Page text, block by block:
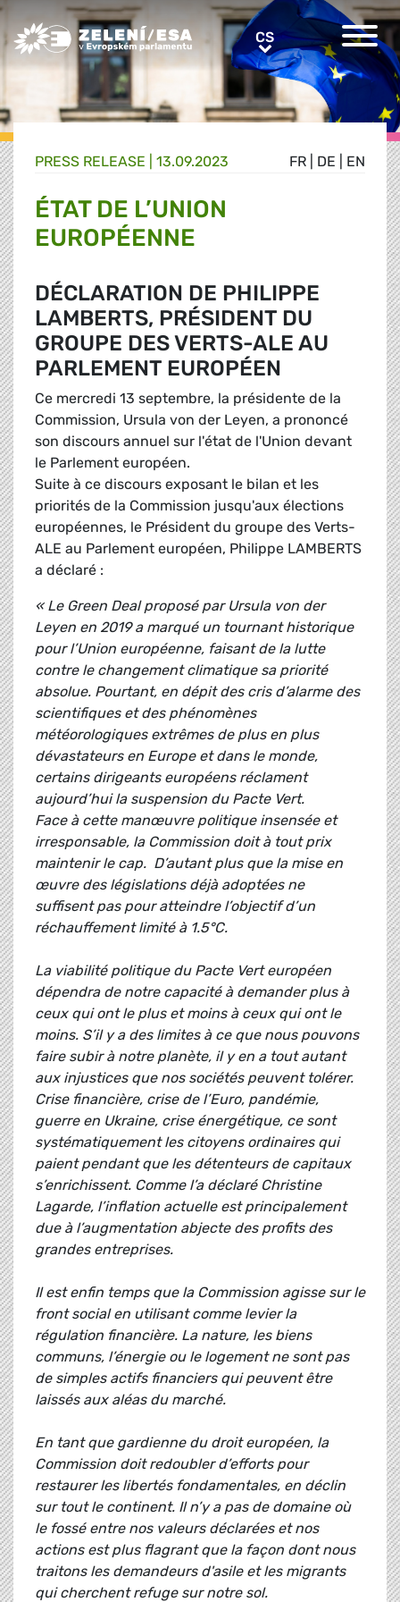
Greens/EFA Home CSCS
FR DE EN
PRESS RELEASE | 13.09.2023
ÉTAT DE L’UNION
EUROPÉENNE
DÉCLARATION DE PHILIPPE
LAMBERTS, PRÉSIDENT DU
GROUPE DES VERTS-ALE AU
PARLEMENT EUROPÉEN
Ce mercredi 13 septembre, la présidente de la
Commission, Ursula von der Leyen, a prononcé
son discours annuel sur l'état de l'Union devant
le Parlement européen.
Suite à ce discours exposant le bilan et les
priorités de la Commission jusqu'aux élections
européennes, le Président du groupe des Verts-
ALE au Parlement européen, Philippe LAMBERTS
a déclaré :
« Le Green Deal proposé par Ursula von der
Leyen en 2019 a marqué un tournant historique
pour l’Union européenne, faisant de la lutte
contre le changement climatique sa priorité
absolue. Pourtant, en dépit des cris d’alarme des
scientifiques et des phénomènes
météorologiques extrêmes de plus en plus
dévastateurs en Europe et dans le monde,
certains dirigeants européens réclament
aujourd’hui la suspension du Pacte Vert.
Face à cette manœuvre politique insensée et
irresponsable, la Commission doit à tout prix
maintenir le cap. D’autant plus que la mise en
œuvre des législations déjà adoptées ne
suffisent pas pour atteindre l’objectif d’un
réchauffement limité à 1.5°C.
La viabilité politique du Pacte Vert européen
dépendra de notre capacité à demander plus à
ceux qui ont le plus et moins à ceux qui ont le
moins. S’il y a des limites à ce que nous pouvons
faire subir à notre planète, il y en a tout autant
aux injustices que nos sociétés peuvent tolérer.
Crise financière, crise de l’Euro, pandémie,
guerre en Ukraine, crise énergétique, ce sont
systématiquement les citoyens ordinaires qui
paient pendant que les détenteurs de capitaux
s’enrichissent. Comme l’a déclaré Christine
Lagarde, l’inflation actuelle est principalement
due à l’augmentation abjecte des profits des
grandes entreprises.
Il est enfin temps que la Commission agisse sur le
front social en utilisant comme levier la
régulation financière. La nature, les biens
communs, l’énergie ou le logement ne sont pas
de simples actifs financiers qui peuvent être
laissés aux aléas du marché.
En tant que gardienne du droit européen, la
Commission doit redoubler d’efforts pour
restaurer les libertés fondamentales, en déclin
sur tout le continent. Il n’y a pas de domaine où
le fossé entre nos valeurs déclarées et nos
actions est plus flagrant que la façon dont nous
traitons les demandeurs d'asile et les migrants
qui cherchent refuge sur notre sol.